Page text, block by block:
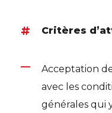
Critères
Acceptation
avec les
générales qui